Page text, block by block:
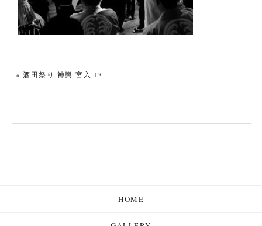
«酒田祭り 神輿 宮入 13
HOME